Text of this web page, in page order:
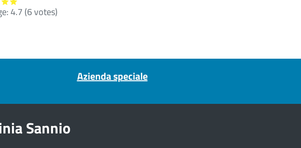
4.7 (6votes)
Azienda speciale
Sannio